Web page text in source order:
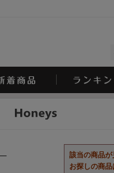
該当の商品が
お探しの商